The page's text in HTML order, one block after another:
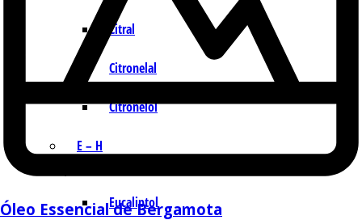
Citral
Citronelal
Citronelol
E – H
Eucaliptol
Óleo Essencial de Bergamota